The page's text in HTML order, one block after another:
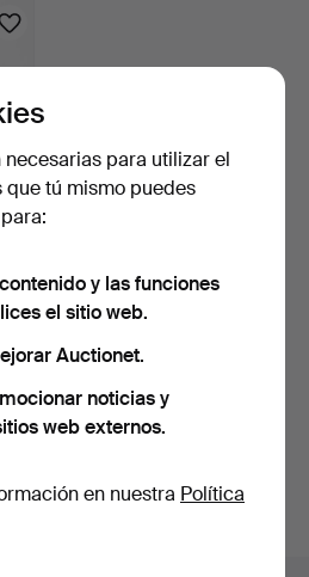
para utilizar el
tú mismo puedes
y las funciones
el sitio web.
Auctionet.
noticias y
web externos.
en nuestra Política